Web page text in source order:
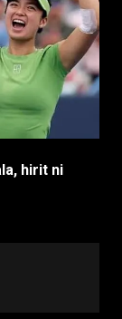
hirit ni